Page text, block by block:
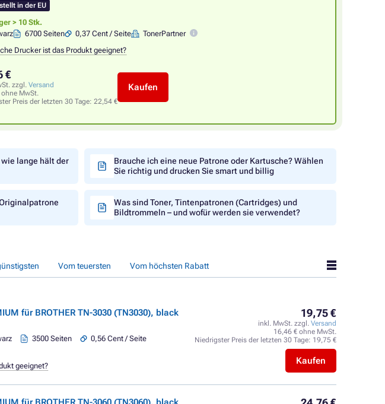
in der EU
> 10 Stk.
6700 Seiten 0,37 Cent / Seite
TonerPartner
Drucker ist das Produkt geeignet?
€
zzgl. Versand
MwSt.
Preis der letzten 30 Tage: 22,54 €
Kaufen
lange hält der
Brauche ich eine neue Patrone oder Kartusche? Wählen
Sie richtig und drucken Sie smart und billig
Was sind Toner, Tintenpatronen (Cartridges) und
Bildtrommeln – und wofür werden sie verwendet?
Vom teuersten Vom höchsten Rabatt
für BROTHER TN-3030 (TN3030), black
3500 Seiten
0,56 Cent / Seite
19,75 €
inkl. MwSt. zzgl. Versand
16,46 € ohne MwSt.
Niedrigster Preis der letzten 30 Tage: 19,75 €
Kaufen
geeignet?